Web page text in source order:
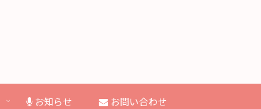
お知らせ お問い合わせ